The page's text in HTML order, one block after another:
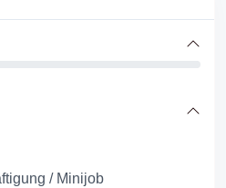
/ Minijob